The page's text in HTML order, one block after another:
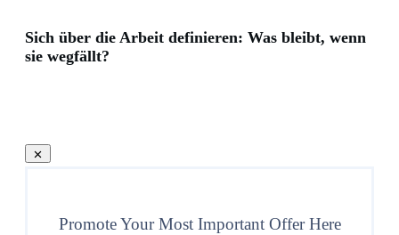
Sich über die Arbeit definieren: Was bleibt, wenn
sie wegfällt?
Promote Your Most Important Offer Here